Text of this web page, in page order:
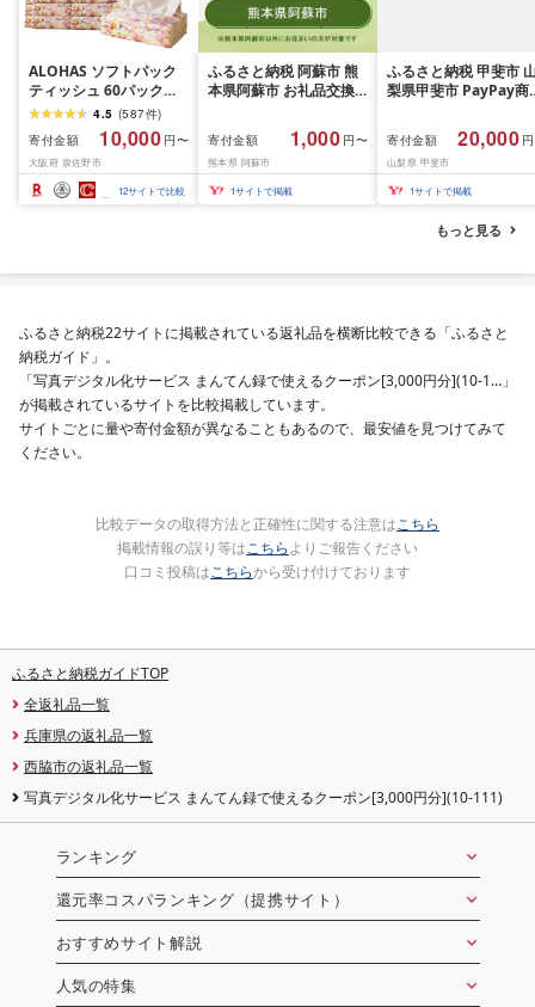
ALOHAS ソフトパック
ティッシュ 60パック
×400枚(200組) 日用品
必需品 常備品 まとめ買
い 備蓄 防災
4.5 (587件)
寄付金額
10,000 円〜
大阪府 泉佐野市
12サイトで比較
ふるさと納税 阿蘇市 熊
本県阿蘇市 お礼品交換
寄付金額 1,000 円〜
熊本県 阿蘇市
1サイトで掲載
ふるさと納税 甲斐市
梨県甲斐市 PayPay商
一部の加盟店のみで利
可
寄付金額 20,000
山梨県 甲斐市
1サイトで掲載
もっと見る
ふるさと納税22サイトに掲載されている返礼品を横断比較できる「ふるさと
納税ガイド」。
「写真デジタル化サービス まんてん録で使えるクーポン[3,000円分](10-1…」
が掲載されているサイトを比較掲載しています。
サイトごとに量や寄付金額が異なることもあるので、最安値を見つけてみて
ください。
比較データの取得方法と正確性に関する注意はこちら
掲載情報の誤り等はこちらよりご報告ください
口コミ投稿はこちらから受け付けております
ふるさと納税ガイドTOP
全返礼品一覧
兵庫県の返礼品一覧
西脇市の返礼品一覧
写真デジタル化サービス まんてん録で使えるクーポン[3,000円分](10-111)
ランキング
還元率コスパランキング（提携サイト）
おすすめサイト解説
人気の特集